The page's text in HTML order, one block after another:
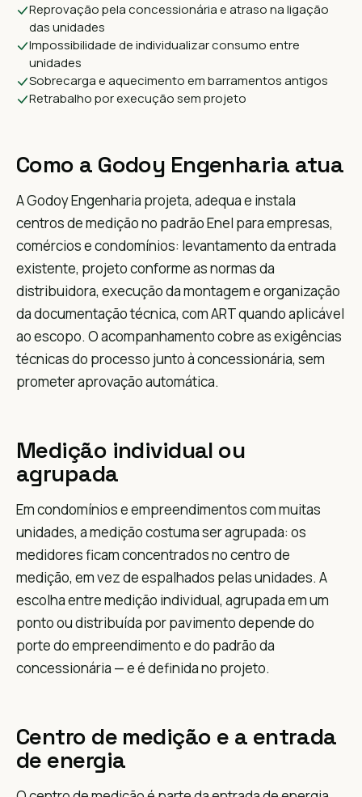
Reprovação pela concessionária e atraso na ligação
das unidades
Impossibilidade de individualizar consumo entre
unidades
Sobrecarga e aquecimento em barramentos antigos
Retrabalho por execução sem projeto
Como a Godoy Engenharia atua
A Godoy Engenharia projeta, adequa e instala
centros de medição no padrão Enel para empresas,
comércios e condomínios: levantamento da entrada
existente, projeto conforme as normas da
distribuidora, execução da montagem e organização
da documentação técnica, com ART quando aplicável
ao escopo. O acompanhamento cobre as exigências
técnicas do processo junto à concessionária, sem
prometer aprovação automática.
Medição individual ou
agrupada
Em condomínios e empreendimentos com muitas
unidades, a medição costuma ser agrupada: os
medidores ficam concentrados no centro de
medição, em vez de espalhados pelas unidades. A
escolha entre medição individual, agrupada em um
ponto ou distribuída por pavimento depende do
porte do empreendimento e do padrão da
concessionária — e é definida no projeto.
Centro de medição e a entrada
de energia